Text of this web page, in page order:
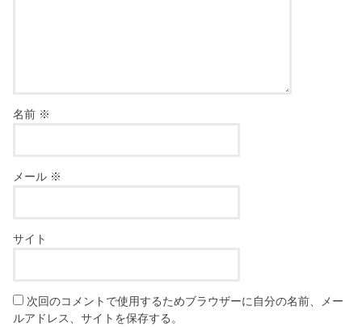
名前 ※
メール ※
サイト
次回のコメントで使用するためブラウザーに自分の名前、メー
ルアドレス、サイトを保存する。